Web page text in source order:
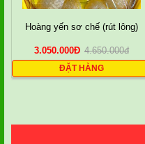
Hoàng yến sơ chế (rút lông)
3.050.000Đ 4.650.000đ
ĐẶT HÀNG